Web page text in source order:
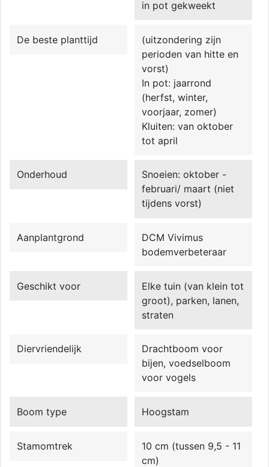
in pot gekweekt
De beste planttijd
(uitzondering zijn
perioden van hitte en
vorst)
In pot: jaarrond
(herfst, winter,
voorjaar, zomer)
Kluiten: van oktober
tot april
Onderhoud
Snoeien: oktober -
februari/ maart (niet
tijdens vorst)
Aanplantgrond
DCM Vivimus
bodemverbeteraar
Geschikt voor
Elke tuin (van klein tot
groot), parken, lanen,
straten
Diervriendelijk
Drachtboom voor
bijen, voedselboom
voor vogels
Boom type Hoogstam
Stamomtrek
10 cm (tussen 9,5 - 11
cm)